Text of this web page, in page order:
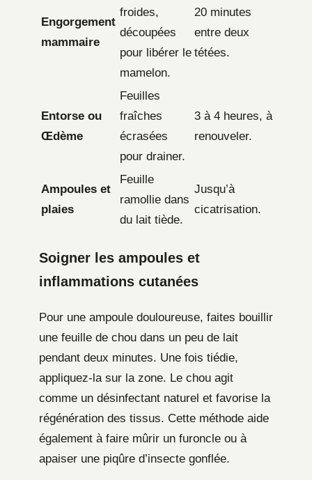
Engorgement
mammaire
froides,
découpées
pour libérer le
mamelon.
20 minutes
entre deux
tétées.
Entorse ou
Œdème
Feuilles
fraîches
écrasées
pour drainer.
3 à 4 heures, à
renouveler.
Ampoules et
plaies
Feuille
ramollie dans
du lait tiède.
Jusqu’à
cicatrisation.
Soigner les ampoules et
inflammations cutanées
Pour une ampoule douloureuse, faites bouillir
une feuille de chou dans un peu de lait
pendant deux minutes. Une fois tiédie,
appliquez-la sur la zone. Le chou agit
comme un désinfectant naturel et favorise la
régénération des tissus. Cette méthode aide
également à faire mûrir un furoncle ou à
apaiser une piqûre d’insecte gonflée.